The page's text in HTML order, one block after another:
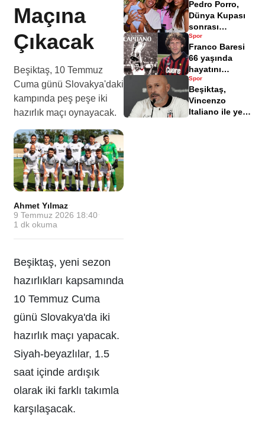
Maçına
Çıkacak
Beşiktaş, 10 Temmuz
Cuma günü Slovakya'daki
kampında peş peşe iki
hazırlık maçı oynayacak.
Ahmet Yılmaz·
9 Temmuz 2026 18:40 ·
1 dk okuma
Beşiktaş, yeni sezon
hazırlıkları kapsamında
10 Temmuz Cuma
günü Slovakya'da iki
hazırlık maçı yapacak.
Siyah-beyazlılar, 1.5
saat içinde ardışık
olarak iki farklı takımla
karşılaşacak.
istifa bildirimi
Pedro Porro,
Dünya Kupası
sonrası
Antalya'da tatil
yapıyor
Spor
Franco Baresi
66 yaşında
hayatını
kaybetti
Spor
Beşiktaş,
Vincenzo
Italiano ile yeni